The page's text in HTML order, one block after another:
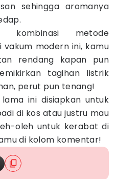
sehingga aromanya
kombinasi metode
modern ini, kamu
rendang kapan pun
tagihan listrik
perut pun tenang!
ini disiapkan untuk
di kos atau justru mau
oleh untuk kerabat di
di kolom komentar!